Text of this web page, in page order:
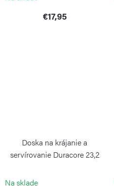
€17,95
Doska na krájanie a
servírovanie Duracore 23,2
CONTINENTA
Na sklade